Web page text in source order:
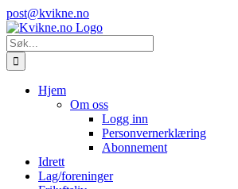
Skip
to
content
Instagram
E-
post
post@kvikne.no
Søk
etter:
Hjem
Om oss
Logg inn
Personvernerklæring
Abonnement
Idrett
Lag/foreninger